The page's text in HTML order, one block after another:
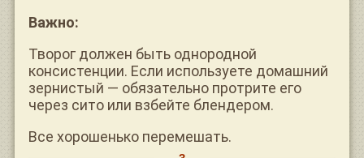
Важно:
Творог должен быть однородной
консистенции. Если используете домашний
зернистый — обязательно протрите его
через сито или взбейте блендером.
Все хорошенько перемешать.